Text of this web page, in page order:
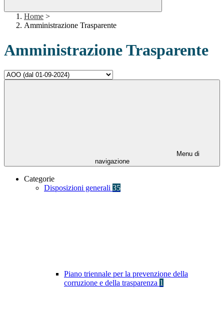
Home >
Amministrazione Trasparente
Amministrazione Trasparente
Menu di
navigazione
Categorie
Disposizioni generali 35
Piano triennale per la prevenzione della
corruzione e della trasparenza 1